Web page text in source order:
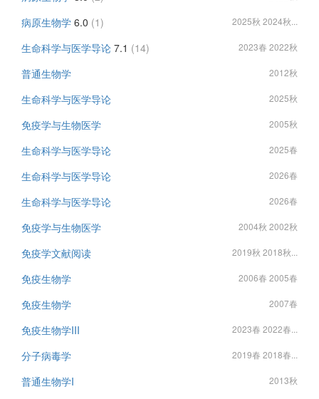
病原生物学 6.0 (1) 2025秋 2024秋...
生命科学与医学导论 7.1 (14) 2023春 2022秋
普通生物学 2012秋
生命科学与医学导论 2025秋
免疫学与生物医学 2005秋
生命科学与医学导论 2025春
生命科学与医学导论 2026春
生命科学与医学导论 2026春
免疫学与生物医学 2004秋 2002秋
免疫学文献阅读 2019秋 2018秋...
免疫生物学 2006春 2005春
免疫生物学 2007春
免疫生物学III 2023春 2022春...
分子病毒学 2019春 2018春...
普通生物学I 2013秋